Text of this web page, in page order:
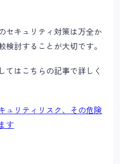
セキュリティ対策は万全か
討することが大切です。
てはこちらの記事で詳しく
ュリティリスク、その危険
す